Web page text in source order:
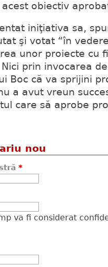
obiectiv
iniţiativa sa,
şi votat “în
unor proiecte cu
prin invocarea
Boc că va sprijini
a avut vreun
care să aprobe
nou
*
va fi considerat